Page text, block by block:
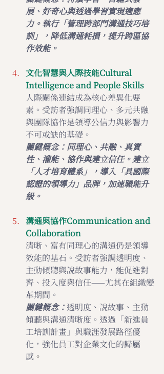
展、好奇心與透過學習實現適應
力。執行「管理跨部門溝通技巧培
訓」，降低溝通耗損，提升跨區協
作效能。
文化智慧與人際技能Cultural
Intelligence and People Skills
人際關係連結成為核心差異化要
素。受訪者強調同理心、多元共融
與團隊協作是領導公信力與影響力
不可或缺的基礎。
關鍵概念：同理心、共融、真實
性、灌能、協作與建立信任。建立
「人才培育體系」，導入「具國際
認證的領導力」品牌，加速職能升
級。
溝通與協作Communication and
Collaboration
清晰、富有同理心的溝通仍是領導
效能的基石。受訪者強調透明度、
主動傾聽與說故事能力，能促進對
齊、投入度與信任——尤其在組織變
革期間。
關鍵概念： 透明度、說故事、主動
傾聽與溝通清晰度。透過「新進員
工培訓計畫」與職涯發展路徑優
化，強化員工對企業文化的歸屬
感 。